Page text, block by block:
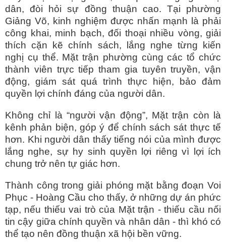
dân, đòi hỏi sự đồng thuận cao. Tại phường
Giảng Võ, kinh nghiệm được nhấn mạnh là phải
công khai, minh bạch, đối thoại nhiều vòng, giải
thích cặn kẽ chính sách, lắng nghe từng kiến
nghị cụ thể. Mặt trận phường cùng các tổ chức
thành viên trực tiếp tham gia tuyên truyền, vận
động, giám sát quá trình thực hiện, bảo đảm
quyền lợi chính đáng của người dân.
Không chỉ là “người vận động”, Mặt trận còn là
kênh phản biện, góp ý để chính sách sát thực tế
hơn. Khi người dân thấy tiếng nói của mình được
lắng nghe, sự hy sinh quyền lợi riêng vì lợi ích
chung trở nên tự giác hơn.
Thành công trong giải phóng mặt bằng đoạn Voi
Phục - Hoàng Cầu cho thấy, ở những dự án phức
tạp, nếu thiếu vai trò của Mặt trận - thiếu cầu nối
tin cậy giữa chính quyền và nhân dân - thì khó có
thể tạo nên đồng thuận xã hội bền vững.